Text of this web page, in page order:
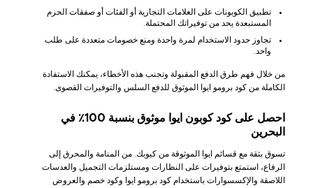
تطبيق الكوبونات على العلامات التجارية أو الفئات أو صفقات الحزم
المستبعدة يحد من توفيراتك المحتملة.
تجاوز حدود الاستخدام لمرة واحدة ومنع خصومات متعددة على طلب
واحد.
من خلال فهم طرق الدفع المقبولة وتجنب هذه الأخطاء، يمكنك الاستفادة
الكاملة من كود برومو ايوا الموثوق للدفع السلس والتوفيرات القصوى.
احصل على كود كوبون ايوا موثوق بنسبة 100٪ في
البحرين
تسوق بثقة مع قسائم ايوا الموثوقة من كيوبك. من المنامة والمحرق إلى
الرفاع، استمتع بتوفيرات على النظارات ومستلزمات التجميل والعدسات
اللاصقة والإكسسوارات باستخدام كود برومو ايوا وكود خصم والعروض